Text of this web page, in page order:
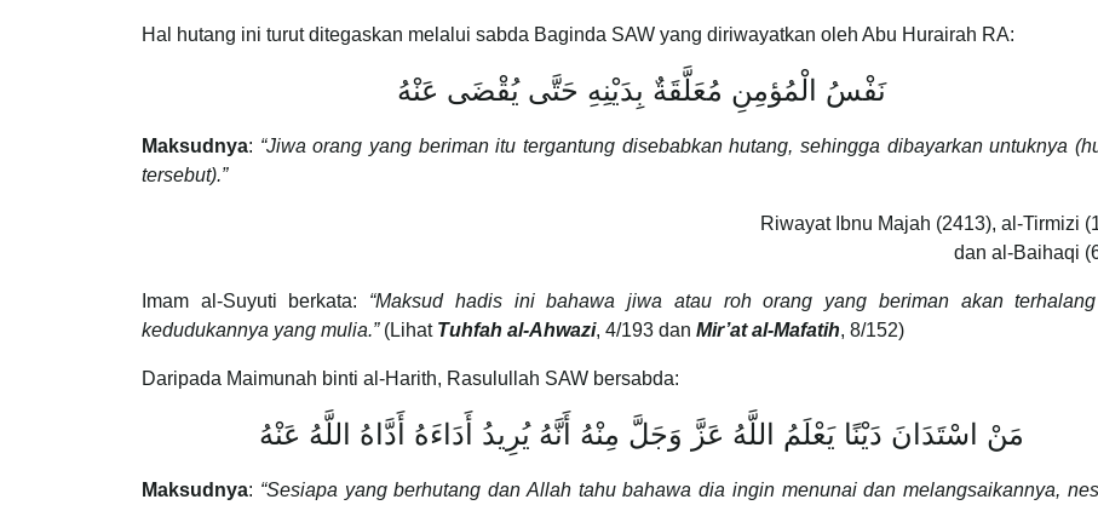
Hal hutang ini turut ditegaskan melalui sabda Baginda SAW yang diriwayatkan oleh Abu Hurairah RA:
نَفْسُ الْمُؤمِنِ مُعَلَّقَةٌ بِدَيْنِهِ حَتَّى يُقْضَى عَنْهُ
Maksudnya: “Jiwa orang yang beriman itu tergantung disebabkan hutang, sehingga dibayarkan untuknya
tersebut).”
Riwayat Ibnu Majah (2413), al-Tirmizi
dan al-Baihaqi
Imam al-Suyuti berkata: “Maksud hadis ini bahawa jiwa atau roh orang yang beriman akan
kedudukannya yang mulia.” (Lihat Tuhfah al-Ahwazi, 4/193 dan Mir’at al-Mafatih, 8/152)
Daripada Maimunah binti al-Harith, Rasulullah SAW bersabda:
مَنْ اسْتَدَانَ دَيْنًا يَعْلَمُ اللَّهُ عَزَّ وَجَلَّ مِنْهُ أَنَّهُ يُرِيدُ أَدَاءَهُ أَدَّاهُ اللَّهُ عَنْهُ
Maksudnya: “Sesiapa yang berhutang dan Allah tahu bahawa dia ingin menunai dan melangsaikannya,